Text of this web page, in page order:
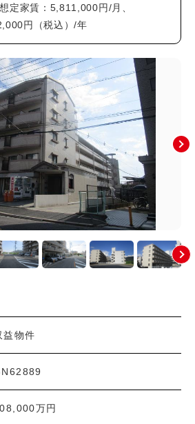
大塚東町(0)
上安(3)
川内(4)
祇園町(0)
外)
〜
〜
定家賃：5,811,000円/月、
円（税込）/年
益物件
万円